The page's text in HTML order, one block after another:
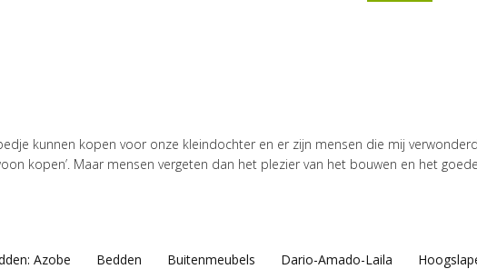
kunnen kopen voor onze kleindochter en er zijn mensen die mij
kopen’. Maar mensen vergeten dan het plezier van het bouwen en het
Azobe Bedden Buitenmeubels Dario-Amado-Laila